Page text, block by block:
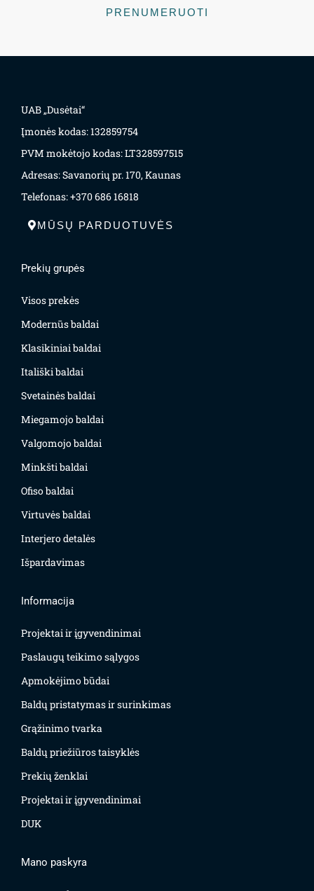
PRENUMERUOTI
UAB „Dusėtai“
Įmonės kodas: 132859754
PVM mokėtojo kodas: LT328597515
Adresas: Savanorių pr. 170, Kaunas
Telefonas: +370 686 16818
MŪSŲ PARDUOTUVĖS
Prekių grupės
Visos prekės
Modernūs baldai
Klasikiniai baldai
Itališki baldai
Svetainės baldai
Miegamojo baldai
Valgomojo baldai
Minkšti baldai
Ofiso baldai
Virtuvės baldai
Interjero detalės
Išpardavimas
Informacija
Projektai ir įgyvendinimai
Paslaugų teikimo sąlygos
Apmokėjimo būdai
Baldų pristatymas ir surinkimas
Grąžinimo tvarka
Baldų priežiūros taisyklės
Prekių ženklai
Projektai ir įgyvendinimai
DUK
Mano paskyra